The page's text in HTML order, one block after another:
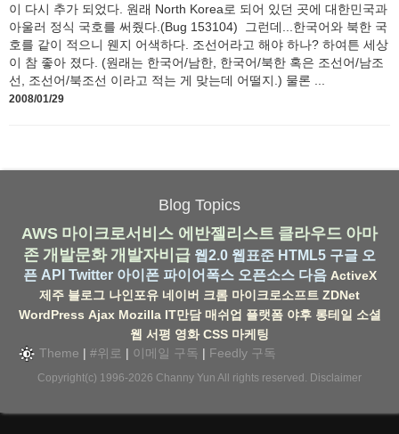
이 다시 추가 되었다. 원래 North Korea로 되어 있던 곳에 대한민국과
아울러 정식 국호를 써줬다.(Bug 153104) 그런데...한국어와 북한 국
호를 같이 적으니 웬지 어색하다. 조선어라고 해야 하나? 하여튼 세상
이 참 좋아 졌다. (원래는 한국어/남한, 한국어/북한 혹은 조선어/남조
선, 조선어/북조선 이라고 적는 게 맞는데 어떨지.) 물론 ...
2008/01/29
Blog Topics
AWS 마이크로서비스 에반젤리스트 클라우드 아마
존 개발문화 개발자비급 웹2.0 웹표준 HTML5 구글 오
픈 API Twitter 아이폰 파이어폭스 오픈소스 다음 ActiveX
제주 블로그 나인포유 네이버 크롬 마이크로소프트 ZDNet
WordPress Ajax Mozilla IT만담 매쉬업 플랫폼 야후 롱테일 소셜
웹 서평 영화 CSS 마케팅
Theme | #위로 | 이메일 구독 | Feedly 구독
Copyright(c) 1996-2026 Channy Yun All rights reserved. Disclaimer